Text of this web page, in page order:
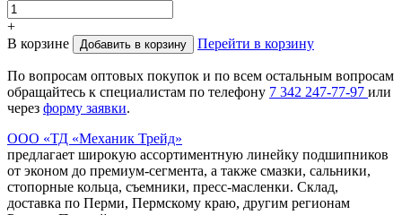
+
В корзине
Добавить в корзину Перейти в корзину
По вопросам оптовых покупок и по всем остальным вопросам
обращайтесь к специалистам по телефону 7 342 247-77-97 или
через форму заявки.
ООО «ТД «Механик Трейд»
предлагает широкую ассортиментную линейку подшипников
от эконом до премиум-сегмента, а также смазки, сальники,
стопорные кольца, съемники, пресс-масленки. Склад,
доставка по Перми, Пермскому краю, другим регионам